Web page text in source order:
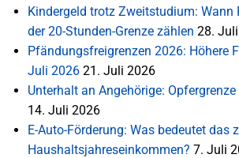
Kindergeld trotz Zweitstudium: Wann
der 20-Stunden-Grenze zählen 28.
Pfändungsfreigrenzen 2026: Höhere
Juli 2026 21. Juli 2026
Unterhalt an Angehörige:
14. Juli 2026
E-Auto-Förderung: Was bedeutet das
Haushaltsjahreseinkommen? 7. Juli